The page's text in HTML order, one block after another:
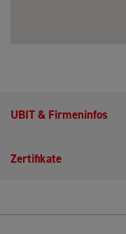
UBIT & Firmeninfos
Zertifikate